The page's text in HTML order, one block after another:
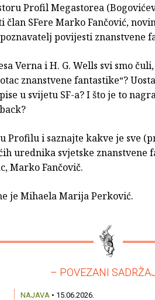
Profil Megastorea
član SFere Marko Fančović,
povijesti znanstvene
Verna i H. G. Wells svi smo
znanstvene fantastike“?
u svijetu SF-a? I što je to
Profilu i saznajte kakve je sve
urednika svjetske
Marko Fančovič.
je Mihaela Marija Perković.
– POVEZANI
NAJAVA • 15.06.2026.